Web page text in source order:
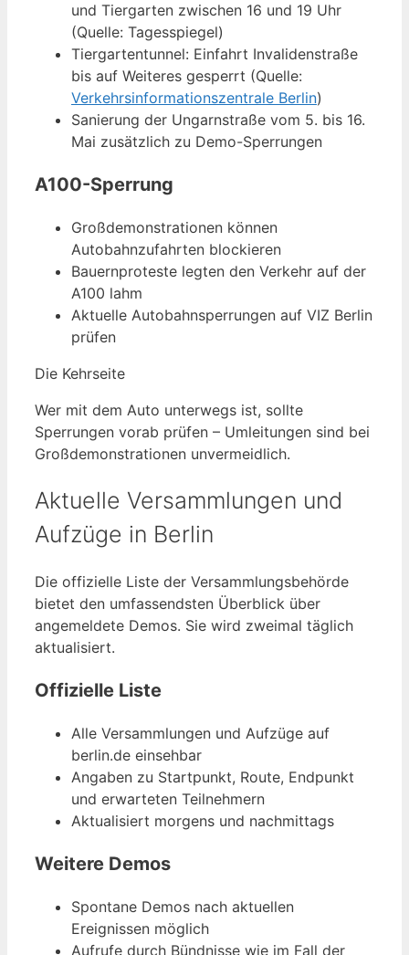
und Tiergarten zwischen 16 und 19 Uhr
(Quelle: Tagesspiegel)
Tiergartentunnel: Einfahrt Invalidenstraße
bis auf Weiteres gesperrt (Quelle:
Verkehrsinformationszentrale Berlin)
Sanierung der Ungarnstraße vom 5. bis 16.
Mai zusätzlich zu Demo-Sperrungen
A100-Sperrung
Großdemonstrationen können
Autobahnzufahrten blockieren
Bauernproteste legten den Verkehr auf der
A100 lahm
Aktuelle Autobahnsperrungen auf VIZ Berlin
prüfen
Die Kehrseite
Wer mit dem Auto unterwegs ist, sollte
Sperrungen vorab prüfen – Umleitungen sind bei
Großdemonstrationen unvermeidlich.
Aktuelle Versammlungen und
Aufzüge in Berlin
Die offizielle Liste der Versammlungsbehörde
bietet den umfassendsten Überblick über
angemeldete Demos. Sie wird zweimal täglich
aktualisiert.
Offizielle Liste
Alle Versammlungen und Aufzüge auf
berlin.de einsehbar
Angaben zu Startpunkt, Route, Endpunkt
und erwarteten Teilnehmern
Aktualisiert morgens und nachmittags
Weitere Demos
Spontane Demos nach aktuellen
Ereignissen möglich
Aufrufe durch Bündnisse wie im Fall der